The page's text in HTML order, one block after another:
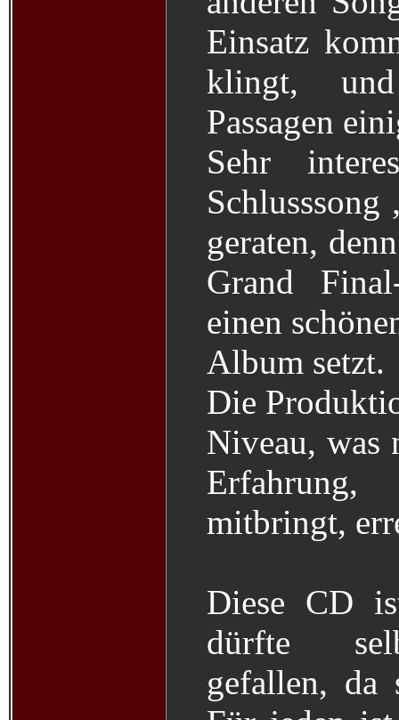
Einsatz
klingt,
Passagen
Sehr
Schlusssong
geraten,
Grand
einen
Album setzt.
Die
Niveau, was
mitbringt,
Diese CD
dürfte
gefallen,